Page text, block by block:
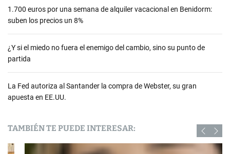
1.700 euros por una semana de alquiler vacacional en Benidorm:
suben los precios un 8%
¿Y si el miedo no fuera el enemigo del cambio, sino su punto de
partida
La Fed autoriza al Santander la compra de Webster, su gran
apuesta en EE.UU.
TAMBIÉN TE PUEDE INTERESAR: